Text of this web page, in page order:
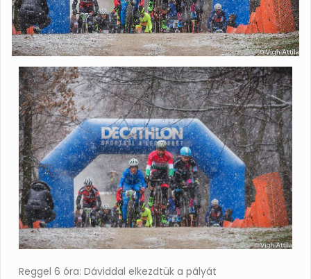
Reggel 6 óra: Dáviddal elkezdtük a pályát